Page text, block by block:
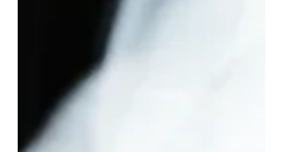
de lo que está sucediendo hoy con
Rubén Rocha, el Gobernador con
licencia de Sinaloa.
https://x.com/peniley_ramirez/status/20
607333442670637